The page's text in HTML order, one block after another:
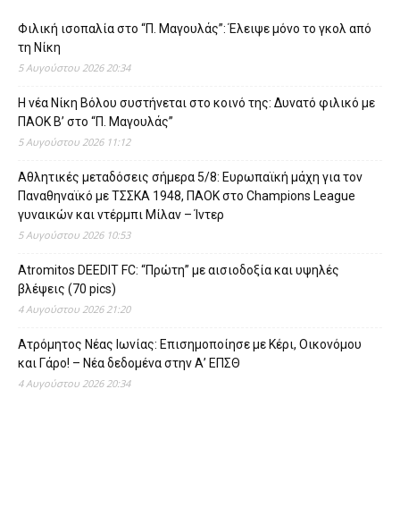
Φιλική ισοπαλία στο “Π. Μαγουλάς”: Έλειψε μόνο το γκολ από
τη Νίκη
5 Αυγούστου 2026 20:34
Η νέα Νίκη Βόλου συστήνεται στο κοινό της: Δυνατό φιλικό με
ΠΑΟΚ Β’ στο “Π. Μαγουλάς”
5 Αυγούστου 2026 11:12
Αθλητικές μεταδόσεις σήμερα 5/8: Ευρωπαϊκή μάχη για τον
Παναθηναϊκό με ΤΣΣΚΑ 1948, ΠΑΟΚ στο Champions League
γυναικών και ντέρμπι Μίλαν – Ίντερ
5 Αυγούστου 2026 10:53
Atromitos DEEDIT FC: “Πρώτη” με αισιοδοξία και υψηλές
βλέψεις (70 pics)
4 Αυγούστου 2026 21:20
Ατρόμητος Νέας Ιωνίας: Επισημοποίησε με Κέρι, Οικονόμου
και Γάρο! – Νέα δεδομένα στην Α’ ΕΠΣΘ
4 Αυγούστου 2026 20:34